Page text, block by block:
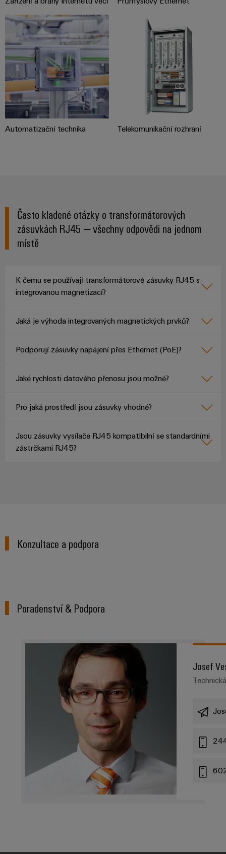
Automatizační technika Telekomunikační rozhraní
Často kladené otázky o transformátorových
zásuvkách RJ45 – všechny odpovědi na jednom
místě
K čemu se používají transformátorové zásuvky RJ45 s
integrovanou magnetizací?
Jaká je výhoda integrovaných magnetických prvků?
Podporují zásuvky napájení přes Ethernet (PoE)?
Jaké rychlosti datového přenosu jsou možné?
Pro jaká prostředí jsou zásuvky vhodné?
Jsou zásuvky vysílače RJ45 kompatibilní se standardními
zástrčkami RJ45?
Konzultace a podpora
Poradenství & Podpora
Josef